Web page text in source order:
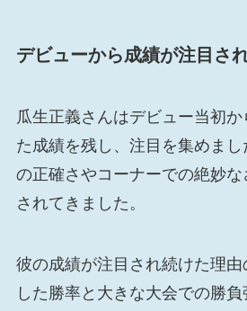
デビューから成績が注目さ
瓜生正義さんはデビュー当初
た成績を残し、注目を集めまし
の正確さやコーナーでの絶妙
されてきました。
彼の成績が注目され続けた理
した勝率と大きな大会での勝負